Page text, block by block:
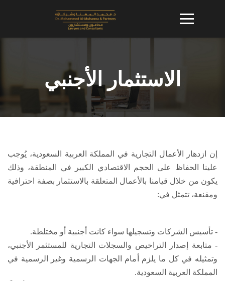
الاستثمار الأجنبي
إن ازدهار الأعمال التجارية في المملكة العربية السعودية، يُوجب
علينا الحفاظ على الحجم الاقتصادي الكبير في المنطقة، وذلك
يكون من خلال قيامنا بالأعمال المتعلقة بالاستثمار بصفة احترافية
ومقنعة، تتمثل في:
- تأسيس الشركات وتسجيلها سواء كانت أجنبية أو مختلطة.
- متابعة إصدار التراخيص والسجلات التجارية للمستثمر الأجنبي،
وتمثيله في كل ما يلزم أمام الجهات الرسمية وغير الرسمية في
المملكة العربية السعودية.